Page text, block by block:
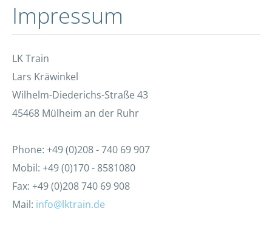
Impressum
LK Train
Lars Kräwinkel
Wilhelm-Diederichs-Straße 43
45468 Mülheim an der Ruhr
Phone: +49 (0)208 - 740 69 907
Mobil: +49 (0)170 - 8581080
Fax: +49 (0)208 740 69 908
Mail: info@lktrain.de